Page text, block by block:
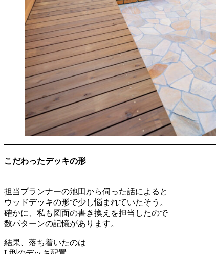
こだわったデッキの形
担当プランナーの池田から伺った話によると
ウッドデッキの形で少し悩まれていたそう。
確かに、私も図面の書き換えを担当したので
数パターンの記憶があります。
結果、落ち着いたのは